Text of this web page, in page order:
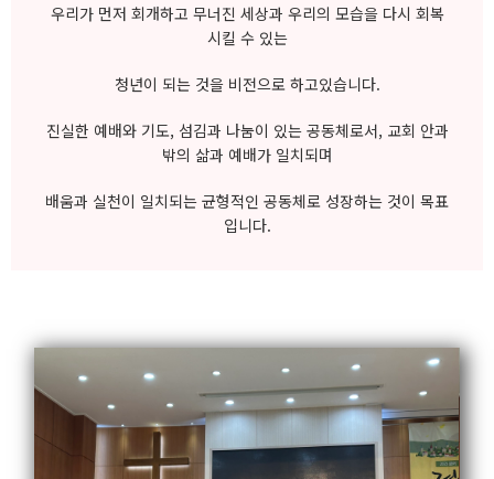
우리가 먼저 회개하고 무너진 세상과 우리의 모습을 다시 회복
시킬 수 있는
청년이 되는 것을 비전으로 하고있습니다.
진실한 예배와 기도, 섬김과 나눔이 있는 공동체로서, 교회 안과
밖의 삶과 예배가 일치되며
배움과 실천이 일치되는 균형적인 공동체로 성장하는 것이 목표
입니다.